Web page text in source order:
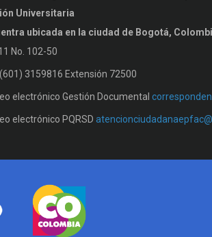
Universitaria
ubicada en la ciudad de Bogotá,
No. 102-50
3159816 Extensión 72500
electrónico Gestión Documental
electrónico PQRSD